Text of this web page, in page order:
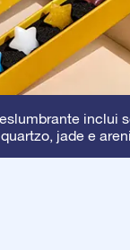
inclui
jade e